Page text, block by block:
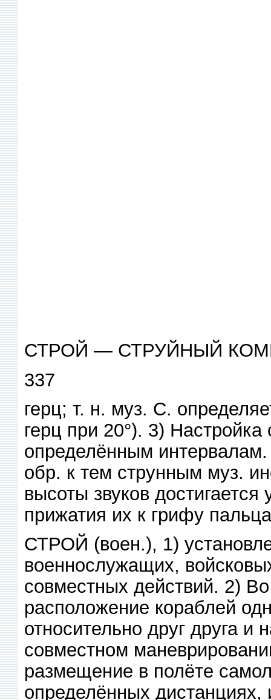
СТРОЙ — СТРУЙНЫЙ
337
герц; т. н. муз. С.
герц при 20°). 3)
определённым
обр. к тем струнным муз.
высоты звуков
прижатия их к грифу
СТРОЙ (воен.), 1)
военнослужащих,
совместных действий. 2)
расположение кораблей
относительно друг друга и
совместном
размещение в полёте
определённых